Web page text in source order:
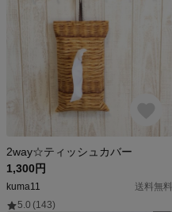
2way☆ティッシュカバー
1,300円
kuma11
送料無料
5.0 (143)